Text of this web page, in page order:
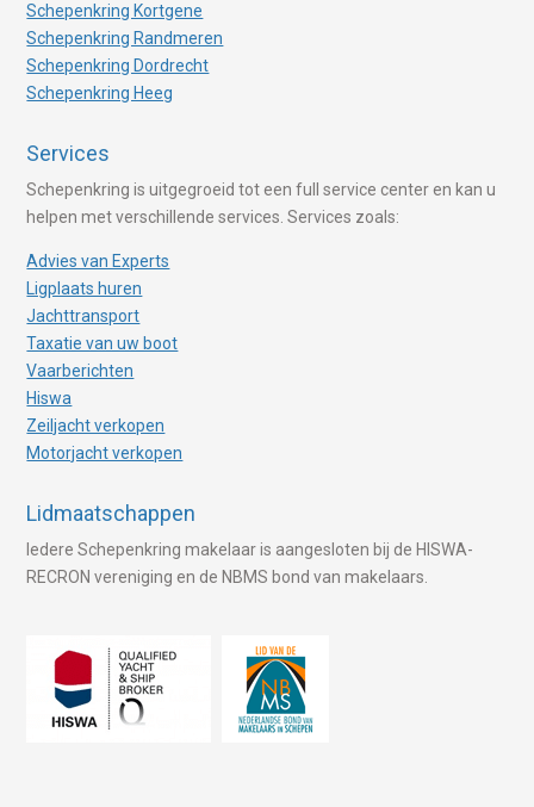
Schepenkring Kortgene
Schepenkring Randmeren
Schepenkring Dordrecht
Schepenkring Heeg
Services
Schepenkring is uitgegroeid tot een full service center en kan u
helpen met verschillende services. Services zoals:
Advies van Experts
Ligplaats huren
Jachttransport
Taxatie van uw boot
Vaarberichten
Hiswa
Zeiljacht verkopen
Motorjacht verkopen
Lidmaatschappen
Iedere Schepenkring makelaar is aangesloten bij de HISWA-
RECRON vereniging en de NBMS bond van makelaars.